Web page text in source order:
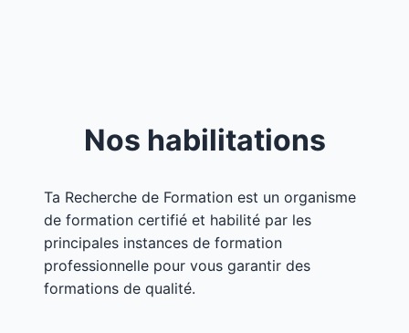
Nos habilitations
Ta Recherche de Formation est un organisme
de formation certifié et habilité par les
principales instances de formation
professionnelle pour vous garantir des
formations de qualité.